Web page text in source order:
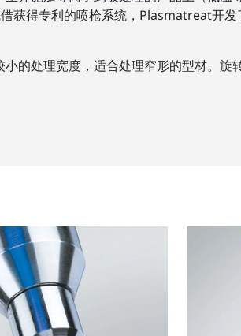
获得专利的喷枪系统，Plasmatreat开
小的处理宽度，适合处理窄形的型材。